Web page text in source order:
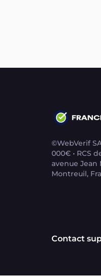
©WebVerif
000€ • RCS
avenue Jean
Montreuil,
Contact